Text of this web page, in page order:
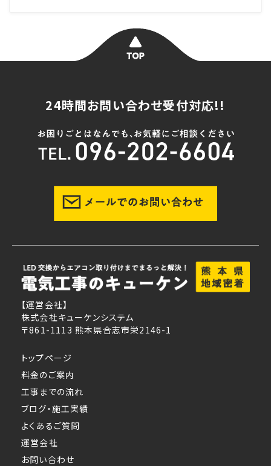
24時間お問い合わせ受付対応!!
【運営会社】
株式会社キューケンシステム
〒861-1113 熊本県合志市栄2146-1
トップページ
料金のご案内
工事までの流れ
ブログ・施工実績
よくあるご質問
運営会社
お問い合わせ